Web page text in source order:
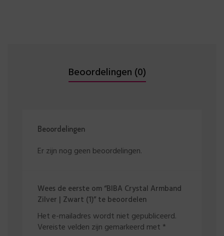
Beoordelingen (0)
Beoordelingen
Er zijn nog geen beoordelingen.
Wees de eerste om “BIBA Crystal Armband
Zilver | Zwart (1)” te beoordelen
Het e-mailadres wordt niet gepubliceerd.
Vereiste velden zijn gemarkeerd met *